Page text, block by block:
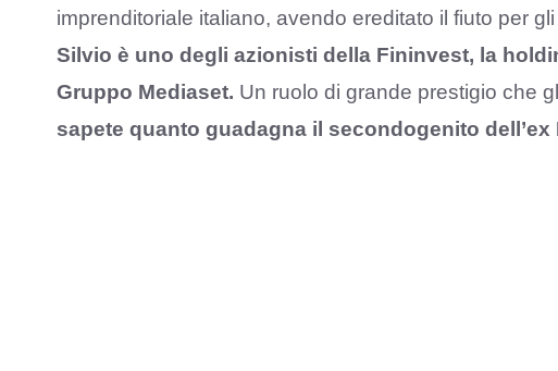
imprenditoriale italiano, avendo ereditato il fiuto per
Silvio è uno degli azionisti della Fininvest, la
Gruppo Mediaset. Un ruolo di grande prestigio che
sapete quanto guadagna il secondogenito